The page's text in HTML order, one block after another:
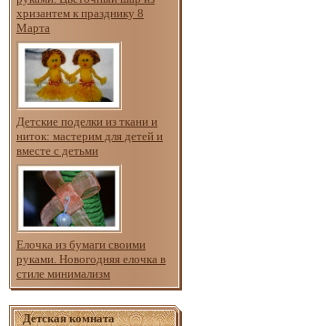
хризантем к празднику 8
Марта
Детские поделки из ткани и
ниток: мастерим для детей и
вместе с детьми
Елочка из бумаги своими
руками. Новогодняя елочка в
стиле минимализм
Детская комната